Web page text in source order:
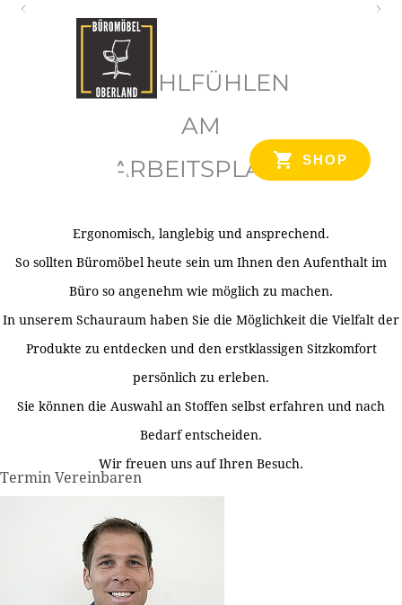
SHOP
WOHLFÜHLEN
AM
ARBEITSPLATZ
Ergonomisch, langlebig und ansprechend.
So sollten Büromöbel heute sein um Ihnen den Aufenthalt im
Büro so angenehm wie möglich zu machen.
In unserem Schauraum haben Sie die Möglichkeit die Vielfalt der
Produkte zu entdecken und den erstklassigen Sitzkomfort
persönlich zu erleben.
Sie können die Auswahl an Stoffen selbst erfahren und nach
Bedarf entscheiden.
Wir freuen uns auf Ihren Besuch.
Termin Vereinbaren